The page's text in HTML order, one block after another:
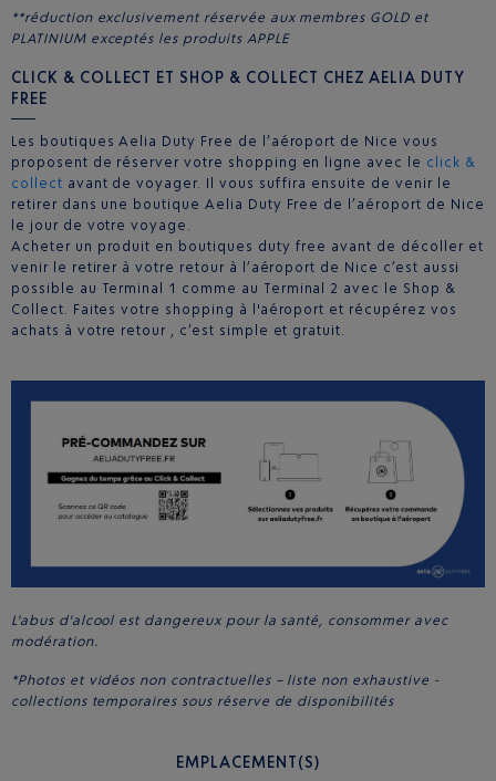
**réduction exclusivement réservée aux membres GOLD et
PLATINIUM exceptés les produits APPLE
CLICK & COLLECT ET SHOP & COLLECT CHEZ AELIA DUTY
FREE
Les boutiques Aelia Duty Free de l’aéroport de Nice vous
proposent de réserver votre shopping en ligne avec le click &
collect avant de voyager. Il vous suffira ensuite de venir le
retirer dans une boutique Aelia Duty Free de l’aéroport de Nice
le jour de votre voyage.
Acheter un produit en boutiques duty free avant de décoller et
venir le retirer à votre retour à l’aéroport de Nice c’est aussi
possible au Terminal 1 comme au Terminal 2 avec le Shop &
Collect. Faites votre shopping à l'aéroport et récupérez vos
achats à votre retour , c’est simple et gratuit.
L'abus d'alcool est dangereux pour la santé, consommer avec
modération.
*Photos et vidéos non contractuelles – liste non exhaustive -
collections temporaires sous réserve de disponibilités
EMPLACEMENT(S)